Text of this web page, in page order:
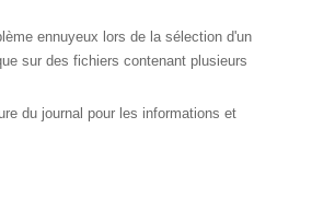
ennuyeux lors de la sélection d'un
sur des fichiers contenant plusieurs
du journal pour les informations et